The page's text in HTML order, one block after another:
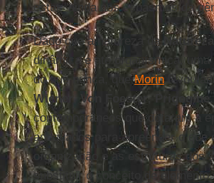
estar "ainda nos espasmos da
Dado que a natureza da Natureza
dinâmica e até organísmica,
do que nunca, queMorinlevou
Wiener
Von Foester, Prigogine
contemporâneos que dotaram a
adequados para apreender o
organização e as estruturas dos
substituir o conceito de elemento